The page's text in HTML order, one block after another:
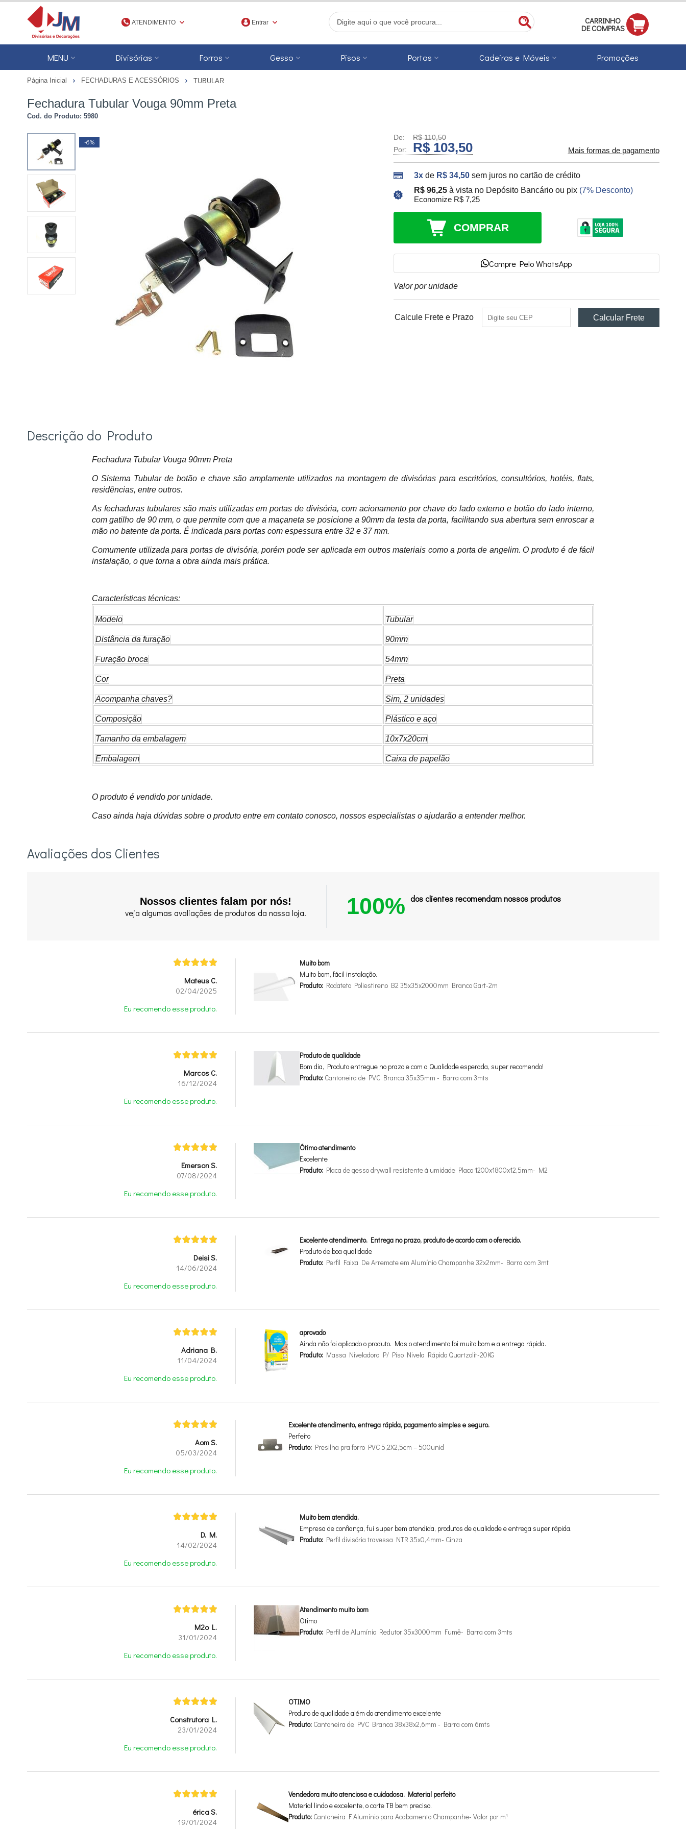
ATENDIMENTO
(48) 3623-1777
4836231777
Entrar CARRINHO
DE COMPRAS
MENU Divisórias Forros Gesso Pisos Portas Cadeiras e Móveis Promoções
Página Inicial FECHADURAS E ACESSÓRIOS TUBULAR
Fechadura Tubular Vouga 90mm Preta
Cod. do Produto: 5980
-6%
De:
R$ 110,50
Por:
R$ 103,50 Mais formas de pagamento
3x de R$ 34,50 sem juros no cartão de crédito
R$ 96,25à vista no Depósito Bancário ou pix (7% Desconto)
Economize R$ 7,25
COMPRAR
Compre Pelo WhatsApp
Valor por unidade
Calcule Frete e Prazo
Descrição do Produto
Fechadura Tubular Vouga 90mm Preta
O Sistema Tubular de botão e chave são amplamente utilizados na montagem de divisórias para escritórios, consultórios, hotéis, flats,
residências, entre outros.
As fechaduras tubulares são mais utilizadas em portas de divisória, com acionamento por chave do lado externo e botão do lado interno,
com gatilho de 90 mm, o que permite com que a maçaneta se posicione a 90mm da testa da porta, facilitando sua abertura sem enroscar a
mão no batente da porta. É indicada para portas com espessura entre 32 e 37 mm.
Comumente utilizada para portas de divisória, porém pode ser aplicada em outros materiais como a porta de angelim. O produto é de fácil
instalação, o que torna a obra ainda mais prática.
Características técnicas:
Modelo Tubular
Distância da furação 90mm
Furação broca 54mm
Cor Preta
Acompanha chaves? Sim, 2 unidades
Composição Plástico e aço
Tamanho da embalagem 10x7x20cm
Embalagem Caixa de papelão
O produto é vendido por unidade.
Caso ainda haja dúvidas sobre o produto entre em contato conosco, nossos especialistas o ajudarão a entender melhor.
Avaliações dos Clientes
Nossos clientes falam por nós!
veja algumas avaliações de produtos da nossa loja. 100% dos clientes recomendam nossos produtos
Mateus C.
02/04/2025
Eu recomendo esse produto.
Muito bom
Muito bom, fácil instalação.
Produto: Rodateto Poliestireno B2 35x35x2000mm Branco Gart-2m
Marcos C.
16/12/2024
Eu recomendo esse produto.
Produto de qualidade
Bom dia, Produto entregue no prazo e com a Qualidade esperada, super recomendo!
Produto: Cantoneira de PVC Branca 35x35mm - Barra com 3mts
Emerson S.
07/08/2024
Eu recomendo esse produto.
Ótimo atendimento
Excelente
Produto: Placa de gesso drywall resistente á umidade Placo 1200x1800x12,5mm- M2
Deisi S.
14/06/2024
Eu recomendo esse produto.
Excelente atendimento. Entrega no prazo, produto de acordo com o oferecido.
Produto de boa qualidade
Produto: Perfil Faixa De Arremate em Alumínio Champanhe 32x2mm- Barra com 3mt
Adriana B.
11/04/2024
Eu recomendo esse produto.
aprovado
Ainda não foi aplicado o produto. Mas o atendimento foi muito bom e a entrega rápida.
Produto: Massa Niveladora P/ Piso Nivela Rápido Quartzolit-20KG
Aom S.
05/03/2024
Eu recomendo esse produto.
Excelente atendimento, entrega rápida, pagamento simples e seguro.
Perfeito
Produto: Presilha pra forro PVC 5,2X2,5cm – 500unid
D. M.
14/02/2024
Eu recomendo esse produto.
Muito bem atendida.
Empresa de confiança, fui super bem atendida, produtos de qualidade e entrega super rápida.
Produto: Perfil divisória travessa NTR 35x0,4mm- Cinza
M2o L.
31/01/2024
Eu recomendo esse produto.
Atendimento muito bom
Otimo
Produto: Perfil de Alumínio Redutor 35x3000mm Fumê- Barra com 3mts
Construtora L.
23/01/2024
Eu recomendo esse produto.
OTIMO
Produto de qualidade além do atendimento excelente
Produto: Cantoneira de PVC Branca 38x38x2,6mm - Barra com 6mts
érica S.
19/01/2024
Vendedora muito atenciosa e cuidadosa. Material perfeito
Material lindo e excelente, o corte TB bem preciso.
Produto: Cantoneira F Alumínio para Acabamento Champanhe- Valor por m¹